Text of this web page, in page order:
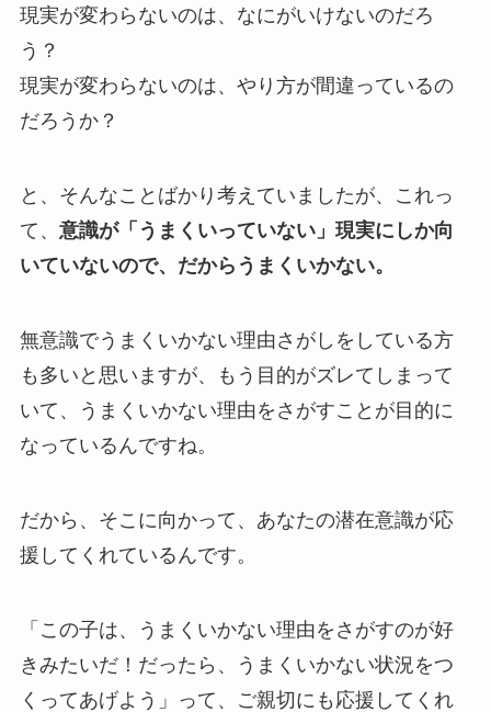
現実が変わらないのは、なにがいけないのだろ
う？
現実が変わらないのは、やり方が間違っているの
だろうか？
と、そんなことばかり考えていましたが、これっ
て、 意識が「うまくいっていない」現実にしか向
いていないので、だからうまくいかない。
無意識でうまくいかない理由さがしをしている方
も多いと思いますが、もう目的がズレてしまって
いて、うまくいかない理由をさがすことが目的に
なっているんですね。
だから、そこに向かって、あなたの潜在意識が応
援してくれているんです。
「この子は、うまくいかない理由をさがすのが好
きみたいだ！だったら、うまくいかない状況をつ
くってあげよう」って、ご親切にも応援してくれ